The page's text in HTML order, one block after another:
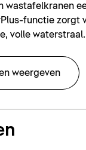
wastafelkranen
functie zorgt
volle waterstraal.
weergeven